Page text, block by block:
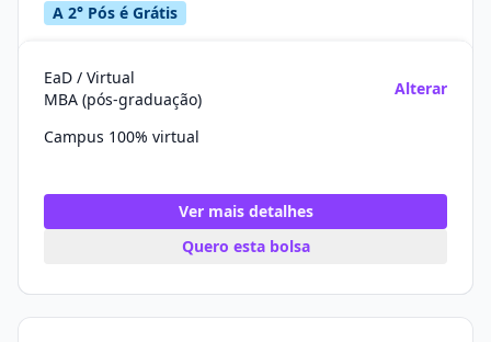
A 2° Pós é Grátis
EaD / Virtual
MBA (pós-graduação)
Alterar
Campus 100% virtual
Ver mais detalhes
Quero esta bolsa